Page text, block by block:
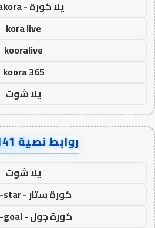
يلا كورة - yallakora
kora live
kooralive
koora 365
يلا شوت
روابط نصية AA90141
يلا شوت
كورة ستار - koora-star
كورة جول - koora-goal